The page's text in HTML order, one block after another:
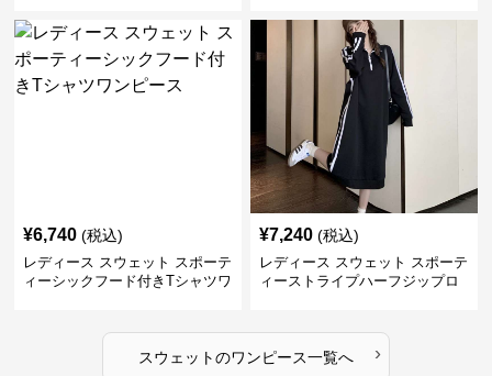
¥6,740 (税込)
レディース スウェット スポーテ
ィーシックフード付きTシャツワ
¥7,240 (税込)
レディース スウェット スポーテ
ィーストライプハーフジップロ
スウェットのワンピース一覧へ ›